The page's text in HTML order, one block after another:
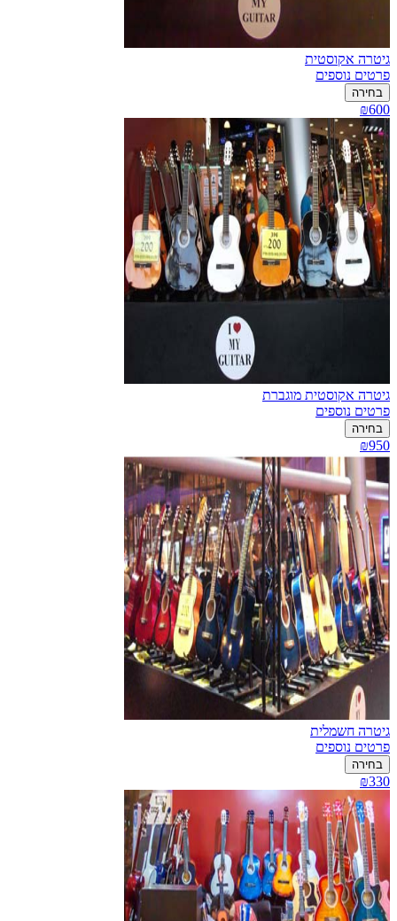
גיטרה אקוסטית
פרטים נוספים
בחירה
₪600
גיטרה אקוסטית מוגברת
פרטים נוספים
בחירה
₪950
גיטרה חשמלית
פרטים נוספים
בחירה
₪330